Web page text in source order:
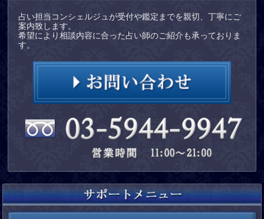
占い担当コンシェルジュが受付や鑑定までを親切、丁寧にご
案内致します。
希望により相談内容に合った占い師のご紹介も承っておりま
す。